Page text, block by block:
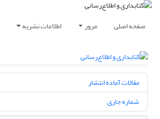
صفحه اصلی مرور اطلاعات نشریه
مقالات آماده انتشار
شماره جاری